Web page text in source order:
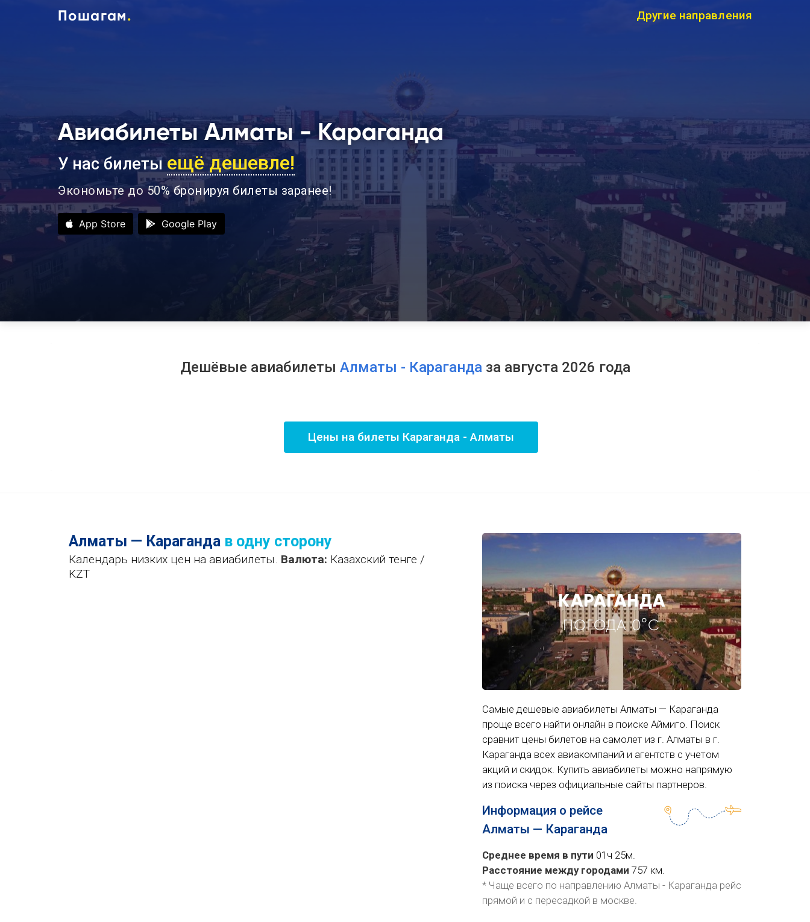
Пошагам. Другие направления
Авиабилеты Алматы - Караганда
У нас билеты ещё дешевле!
Экономьте до 50%бронируя билеты заранее!
App Store Google Play
Дешёвые авиабилеты Алматы - Караганда за августа 2026 года
Цены на билеты Караганда - Алматы
Алматы — Караганда в одну сторону
Календарь низких цен на авиабилеты. Валюта: Казахский тенге /
KZT
КАРАГАНДА
ПОГОДА 0°C
Самые дешевые авиабилеты Алматы — Караганда
проще всего найти онлайн в поиске Аймиго. Поиск
сравнит цены билетов на самолет из г. Алматы в г.
Караганда всех авиакомпаний и агентств с учетом
акций и скидок. Купить авиабилеты можно напрямую
из поиска через официальные сайты партнеров.
Информация о рейсе
Алматы — Караганда
Среднее время в пути 01ч 25м.
Расстояние между городами 757 км.
* Чаще всего по направлению Алматы - Караганда рейс
прямой и с пересадкой в москве.